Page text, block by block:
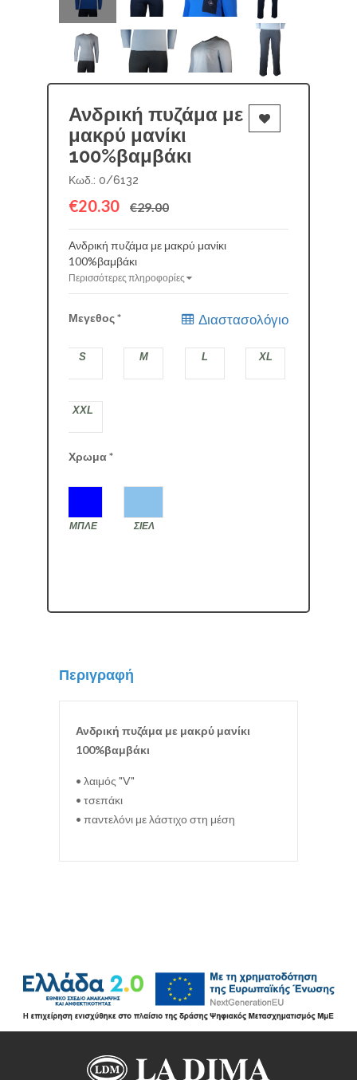
Ανδρική πυζάμα με
μακρύ μανίκι
100%βαμβάκι
Κωδ.: 0/6132
€20.30 €29.00
Ανδρική πυζάμα με μακρύ μανίκι
100%βαμβάκι
Περισσότερες πληροφορίες
Διαστασολόγιο
Μεγεθος*
S M L XL
XXL
Χρωμα*
ΜΠΛΕ ΣΙΕΛ
Περιγραφή
Ανδρική πυζάμα με μακρύ μανίκι
100%βαμβάκι
• λαιμός "V"
• τσεπάκι
• παντελόνι με λάστιχο στη μέση